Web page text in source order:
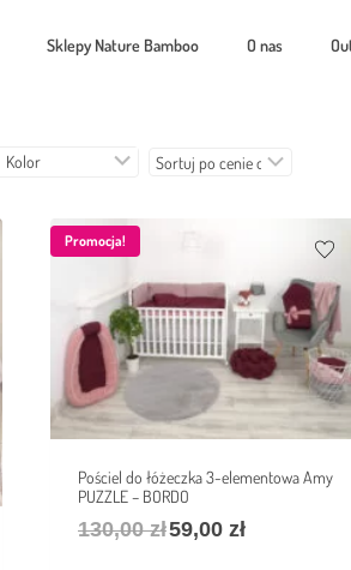
Sklepy Nature Bamboo O nas
Kolor
Promocja!
Pościel do łóżeczka 3-elementowa Amy
PUZZLE – BORDO
130,00zł59,00 zł